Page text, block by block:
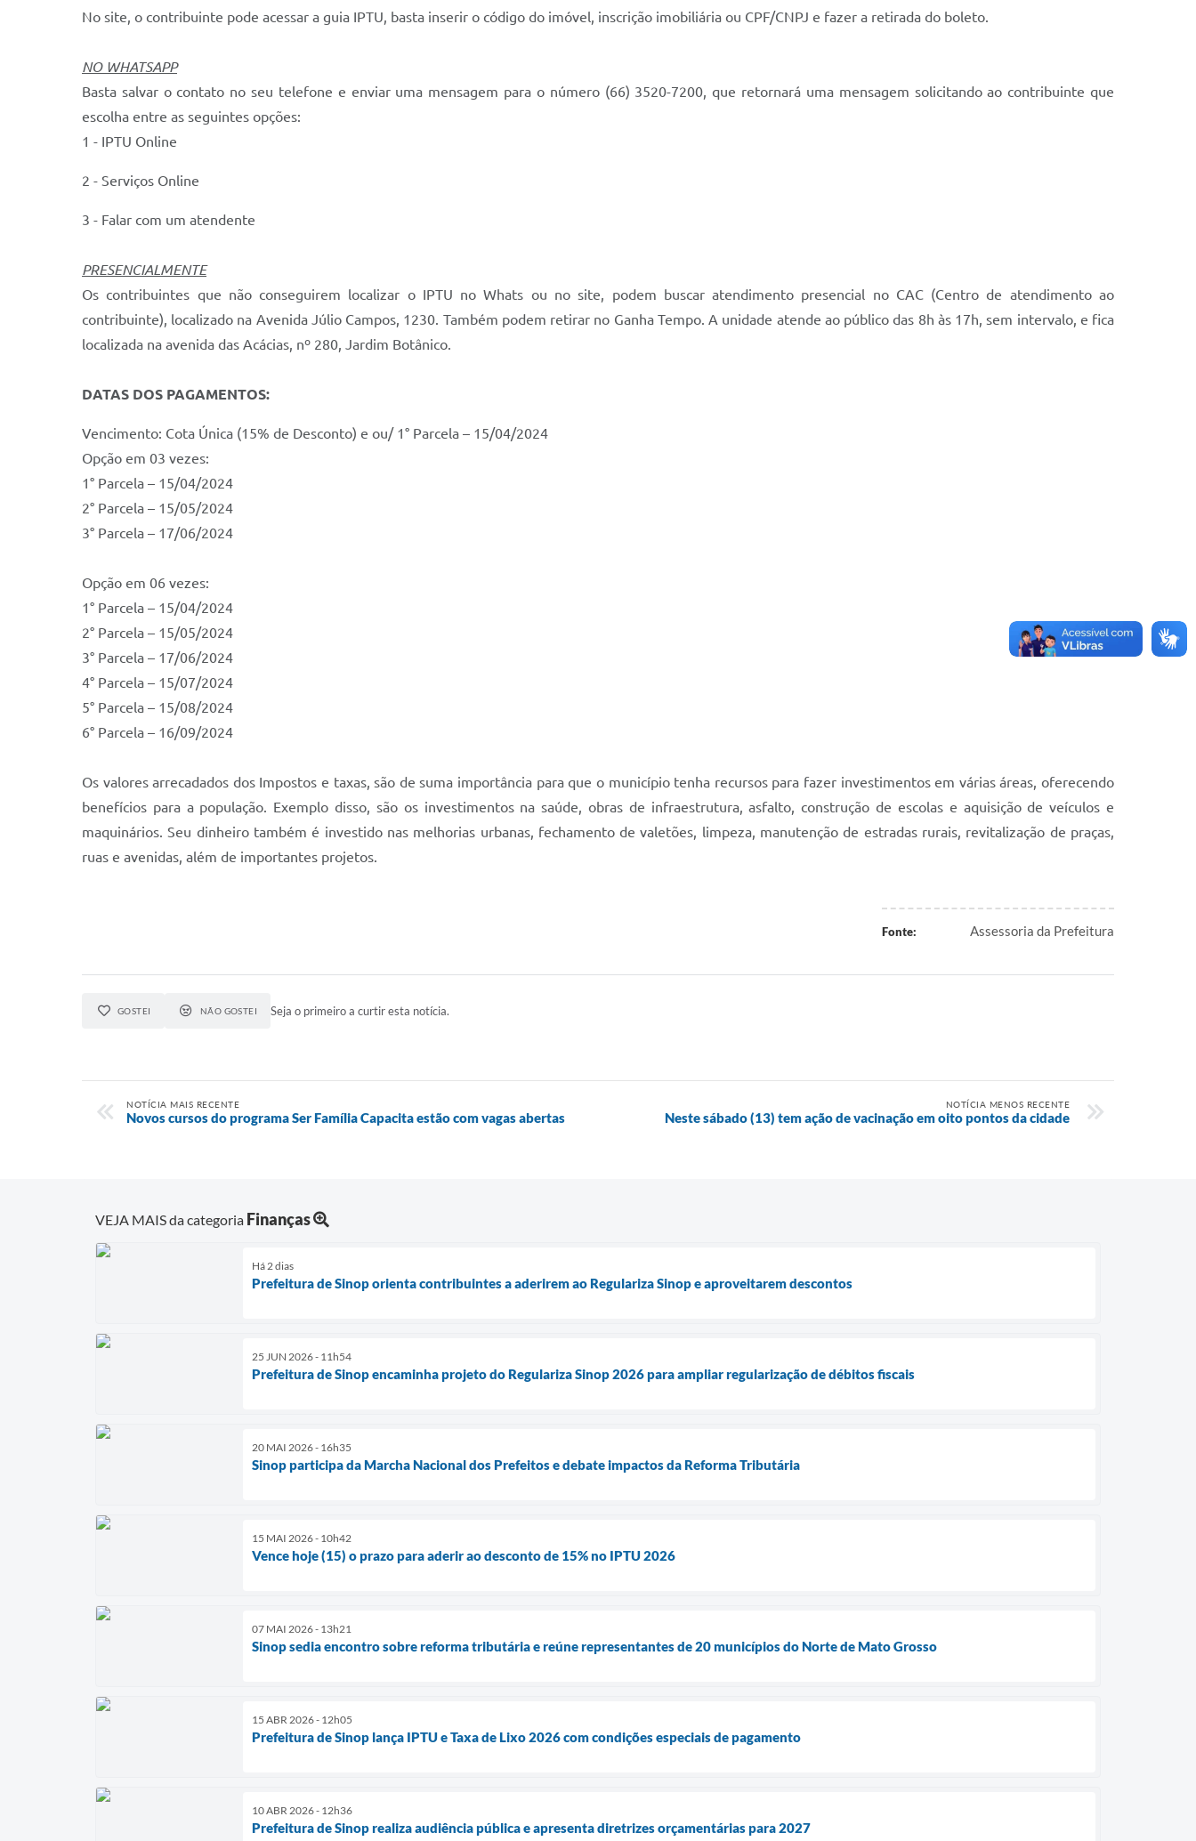
No site, o contribuinte pode acessar a guia IPTU, basta inserir o código do imóvel, inscrição imobiliária ou CPF/CNPJ e fazer a retirada do boleto.
NO WHATSAPP
Basta salvar o contato no seu telefone e enviar uma mensagem para o número (66) 3520-7200, que retornará uma mensagem solicitando ao contribuinte que
escolha entre as seguintes opções:
1 - IPTU Online
2 - Serviços Online
3 - Falar com um atendente
PRESENCIALMENTE
Os contribuintes que não conseguirem localizar o IPTU no Whats ou no site, podem buscar atendimento presencial no CAC (Centro de atendimento ao
contribuinte), localizado na Avenida Júlio Campos, 1230. Também podem retirar no Ganha Tempo. A unidade atende ao público das 8h às 17h, sem intervalo, e fica
localizada na avenida das Acácias, nº 280, Jardim Botânico.
DATAS DOS PAGAMENTOS:
Vencimento: Cota Única (15% de Desconto) e ou/ 1° Parcela – 15/04/2024
Opção em 03 vezes:
1° Parcela – 15/04/2024
2° Parcela – 15/05/2024
3° Parcela – 17/06/2024
Opção em 06 vezes:
1° Parcela – 15/04/2024
2° Parcela – 15/05/2024
3° Parcela – 17/06/2024
4° Parcela – 15/07/2024
5° Parcela – 15/08/2024
6° Parcela – 16/09/2024
Os valores arrecadados dos Impostos e taxas, são de suma importância para que o município tenha recursos para fazer investimentos em várias áreas, oferecendo
benefícios para a população. Exemplo disso, são os investimentos na saúde, obras de infraestrutura, asfalto, construção de escolas e aquisição de veículos e
maquinários. Seu dinheiro também é investido nas melhorias urbanas, fechamento de valetões, limpeza, manutenção de estradas rurais, revitalização de praças,
ruas e avenidas, além de importantes projetos.
Fonte: Assessoria da Prefeitura
GOSTEI NÃO GOSTEI Seja o primeiro a curtir esta notícia.
NOTÍCIA MAIS RECENTE
Novos cursos do programa Ser Família Capacita estão com vagas abertas
NOTÍCIA MENOS RECENTE
Neste sábado (13) tem ação de vacinação em oito pontos da cidade
VEJA MAIS da categoria Finanças
Há 2 dias
Prefeitura de Sinop orienta contribuintes a aderirem ao Regulariza Sinop e aproveitarem descontos
25 JUN 2026 - 11h54
Prefeitura de Sinop encaminha projeto do Regulariza Sinop 2026 para ampliar regularização de débitos fiscais
20 MAI 2026 - 16h35
Sinop participa da Marcha Nacional dos Prefeitos e debate impactos da Reforma Tributária
15 MAI 2026 - 10h42
Vence hoje (15) o prazo para aderir ao desconto de 15% no IPTU 2026
07 MAI 2026 - 13h21
Sinop sedia encontro sobre reforma tributária e reúne representantes de 20 municípios do Norte de Mato Grosso
15 ABR 2026 - 12h05
Prefeitura de Sinop lança IPTU e Taxa de Lixo 2026 com condições especiais de pagamento
10 ABR 2026 - 12h36
Prefeitura de Sinop realiza audiência pública e apresenta diretrizes orçamentárias para 2027